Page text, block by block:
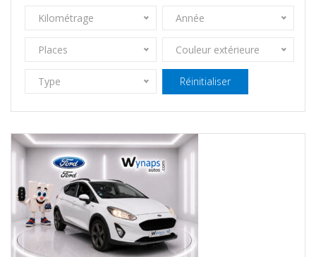
Kilométrage Année
Places Couleur extérieure
Type Réinitialiser